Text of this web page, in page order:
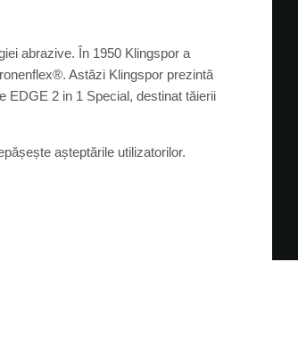
abrazive. În 1950 Klingspor a
Astăzi Klingspor prezintă
EDGE 2 in 1 Special, destinat tăierii
așteptările utilizatorilor.